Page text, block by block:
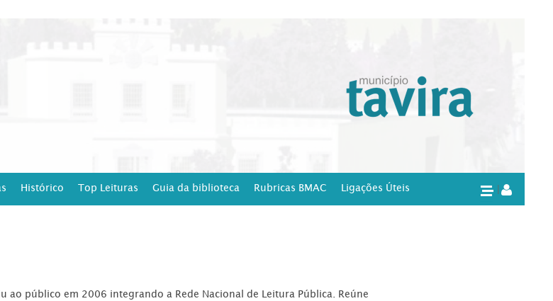
Histórico Top Leituras Guia da biblioteca Rubricas BMAC Ligações Úteis
ao público em 2006 integrando a Rede Nacional de Leitura Pública. Reúne